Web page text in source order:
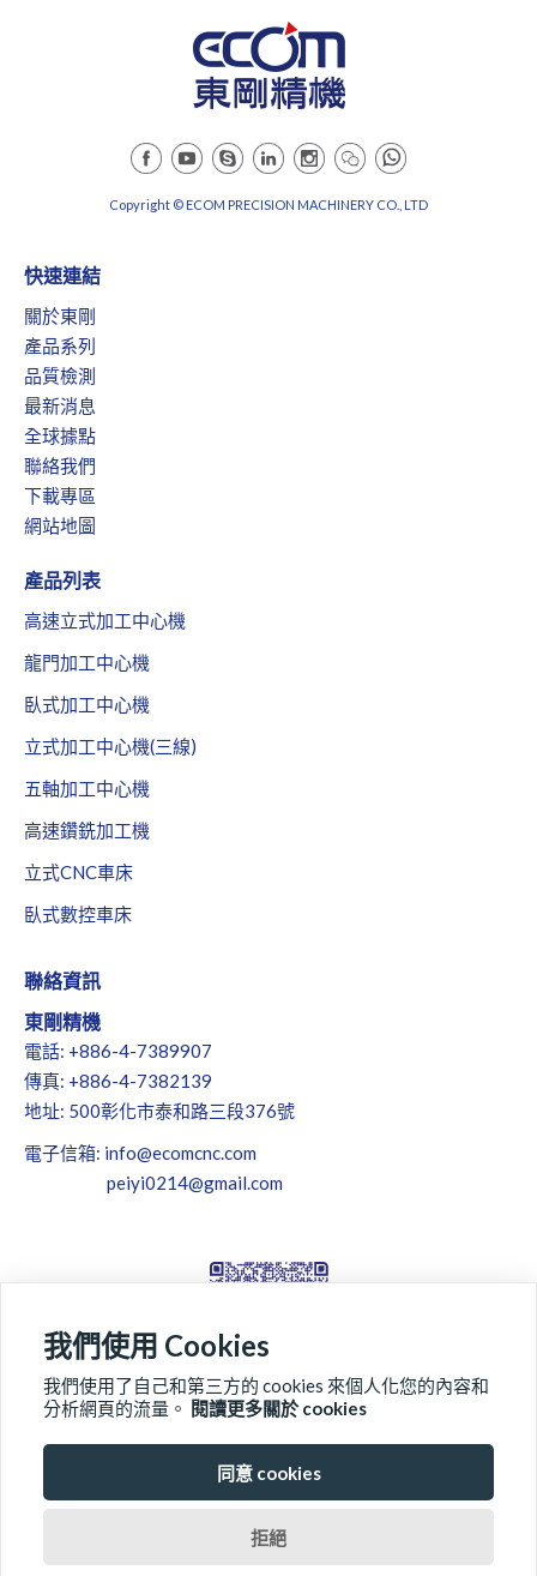
Copyright © ECOM PRECISION MACHINERY CO., LTD
快速連結
關於東剛
產品系列
品質檢測
最新消息
全球據點
聯絡我們
下載專區
網站地圖
產品列表
高速立式加工中心機
龍門加工中心機
臥式加工中心機
立式加工中心機(三線)
五軸加工中心機
高速鑽銑加工機
立式CNC車床
臥式數控車床
聯絡資訊
東剛精機
電話: +886-4-7389907
傳真: +886-4-7382139
地址: 500彰化市泰和路三段376號
電子信箱: info@ecomcnc.com
peiyi0214@gmail.com
產品系列
我們使用 Cookies
我們使用了自己和第三方的 cookies 來個人化您的內容和
分析網頁的流量。
閱讀更多關於 cookies
同意 cookies
拒絕